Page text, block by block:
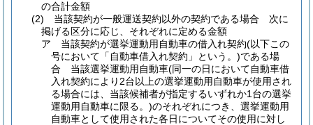
の合計金額
(2)
当該契約が一般運送契約以外の契約である場合 次に
掲げる区分に応じ、それぞれに定める金額
ア
当該契約が選挙運動用自動車の借入れ契約(以下この
号において「自動車借入れ契約」という。)である場
合 当該選挙運動用自動車(同一の日において自動車借
入れ契約により2台以上の選挙運動用自動車が使用され
る場合には、当該候補者が指定するいずれか1台の選挙
運動用自動車に限る。)のそれぞれにつき、選挙運動用
自動車として使用された各日についてその使用に対し